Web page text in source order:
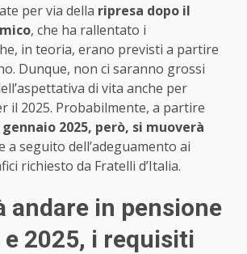
per via della ripresa dopo il
, che ha rallentato i
in teoria, erano previsti a partire
Dunque, non ci saranno grossi
di vita anche per
il 2025. Probabilmente, a partire
2025, però, si muoverà
a seguito dell’adeguamento ai
richiesto da Fratelli d’Italia.
andare in pensione
e 2025, i requisiti